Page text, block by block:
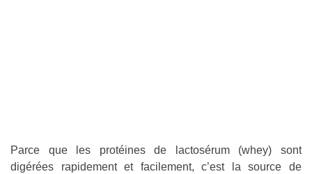
Parce que les protéines de lactosérum (whey) sont
digérées rapidement et facilement, c’est la source de